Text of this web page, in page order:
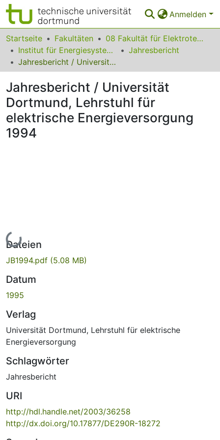
Anmelden
Bereiche & Sammlungen
Das gesamte Repositorium
FAQ
Leitlinien
Zurück zur Startseite
Startseite Fakultäten
08 Fakultät für Elektrotechnik und Informationstechnik
Institut für Energiesysteme, Energieeffizienz und Energiewirtschaft
Jahresbericht
Jahresbericht / Universität Dortmund, Lehrstuhl für elektrische Energieversorgung 1994
Jahresbericht / Universität
Dortmund, Lehrstuhl für
elektrische Energieversorgung
1994
Lade...
Dateien
JB1994.pdf (5.08 MB)
Datum
1995
Verlag
Universität Dortmund, Lehrstuhl für elektrische
Energieversorgung
Schlagwörter
Jahresbericht
URI
http://hdl.handle.net/2003/36258
http://dx.doi.org/10.17877/DE290R-18272